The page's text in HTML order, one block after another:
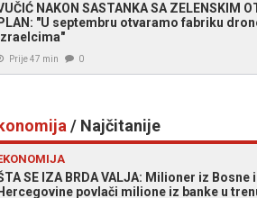
NAKON SASTANKA SA ZELENSKIM
"U septembru otvaramo fabriku
Prije 47 min 0
/ Najčitanije
SE IZA BRDA VALJA: Milioner iz Bosne i
povlači milione iz banke u